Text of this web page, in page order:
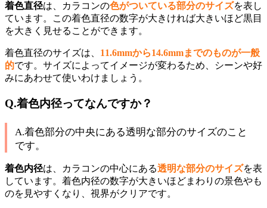
着色直径は、カラコンの色がついている部分のサイズを表し
ています。この着色直径の数字が大きければ大きいほど黒目
を大きく見せることができます。
着色直径のサイズは、 11.6mmから14.6mmまでのものが一般
的です。サイズによってイメージが変わるため、シーンや好
みにあわせて使いわけましょう。
Q.着色内径ってなんですか？
A.着色部分の中央にある透明な部分のサイズのこと
です。
着色内径は、カラコンの中心にある透明な部分のサイズを表
しています。着色内径の数字が大きいほどまわりの景色やも
のを見やすくなり、視界がクリアです。